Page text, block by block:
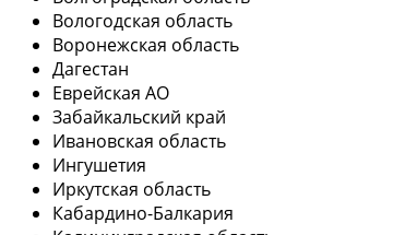
Вологодская область
Воронежская область
Дагестан
Еврейская АО
Забайкальский край
Ивановская область
Ингушетия
Иркутская область
Кабардино-Балкария